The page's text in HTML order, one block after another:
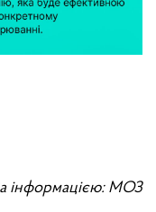
інформацією: МОЗ